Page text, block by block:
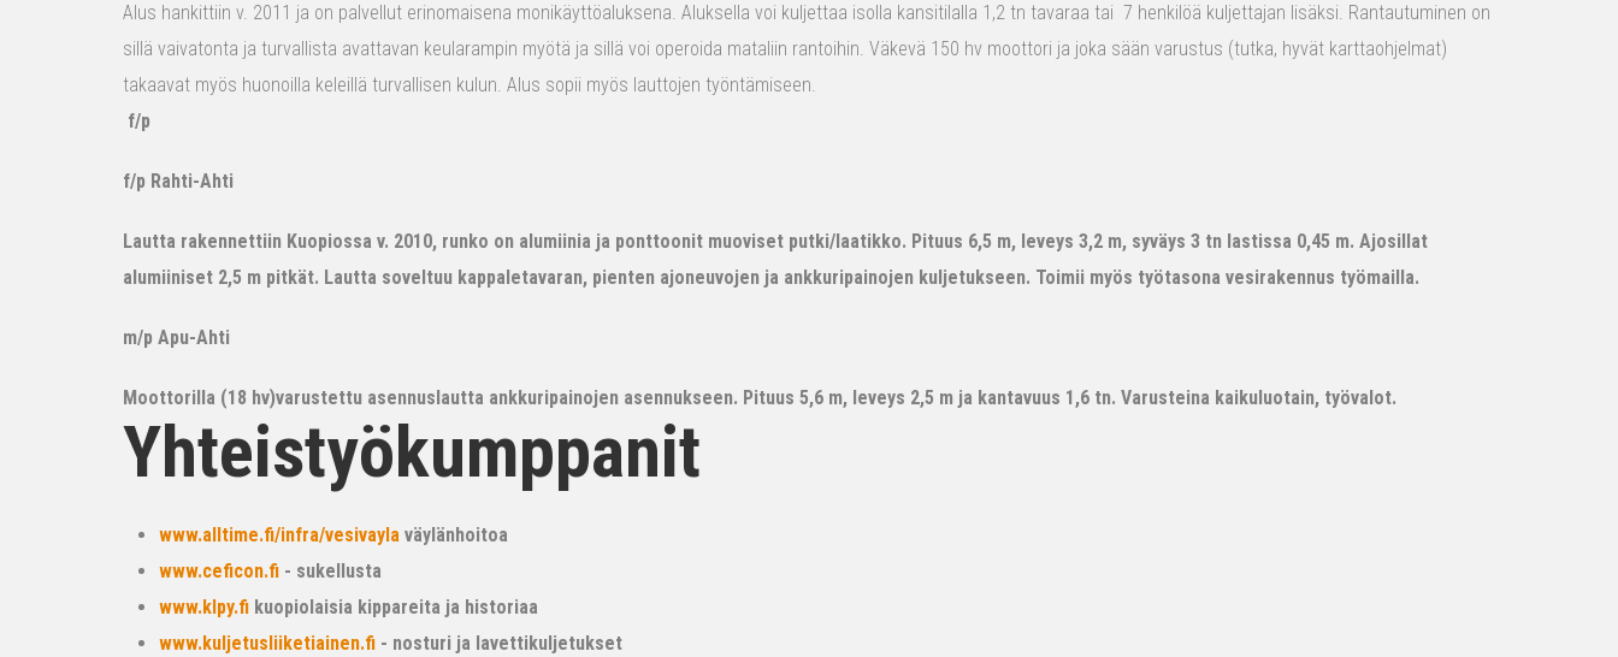
Alus hankittiin v. 2011 ja on palvellut erinomaisena monikäyttöaluksena. Aluksella voi kuljettaa isolla kansitilalla 1,2 tn tavaraa tai 7 henkilöä kuljettajan lisäksi. Rantautuminen on
sillä vaivatonta ja turvallista avattavan keularampin myötä ja sillä voi operoida mataliin rantoihin. Väkevä 150 hv moottori ja joka sään varustus (tutka, hyvät karttaohjelmat)
takaavat myös huonoilla keleillä turvallisen kulun. Alus sopii myös lauttojen työntämiseen.
f/p
f/p Rahti-Ahti
Lautta rakennettiin Kuopiossa v. 2010, runko on alumiinia ja ponttoonit muoviset putki/laatikko. Pituus 6,5 m, leveys 3,2 m, syväys 3 tn lastissa 0,45 m. Ajosillat
alumiiniset 2,5 m pitkät. Lautta soveltuu kappaletavaran, pienten ajoneuvojen ja ankkuripainojen kuljetukseen. Toimii myös työtasona vesirakennus työmailla.
m/p Apu-Ahti
Moottorilla (18 hv)varustettu asennuslautta ankkuripainojen asennukseen. Pituus 5,6 m, leveys 2,5 m ja kantavuus 1,6 tn. Varusteina kaikuluotain, työvalot.
Yhteistyökumppanit
www.alltime.fi/infra/vesivayla väylänhoitoa
www.ceficon.fi - sukellusta
www.klpy.fi kuopiolaisia kippareita ja historiaa
www.kuljetusliiketiainen.fi - nosturi ja lavettikuljetukset